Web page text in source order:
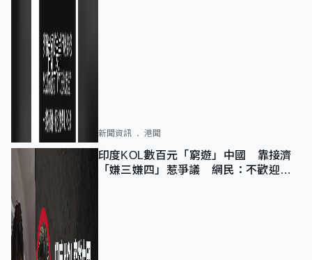
新聞資訊 港聞
印度KOL數百元「窮遊」中國 靠接濟
「嫌三嫌四」惹爭議 網民：不歡迎劣